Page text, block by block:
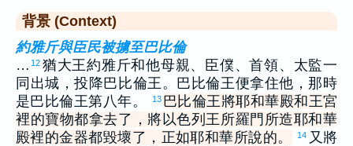
背景 (Context)
約雅斤與臣民被擄至巴比倫
… 12 猶大王約雅斤和他母親、臣僕、首領、太監一
同出城，投降巴比倫王。巴比倫王便拿住他，那時
是巴比倫王第八年。
13 巴比倫王將耶和華殿和王宮
裡的寶物都拿去了，將以色列王所羅門所造耶和華
殿裡的金器都毀壞了，正如耶和華所說的。
14 又將